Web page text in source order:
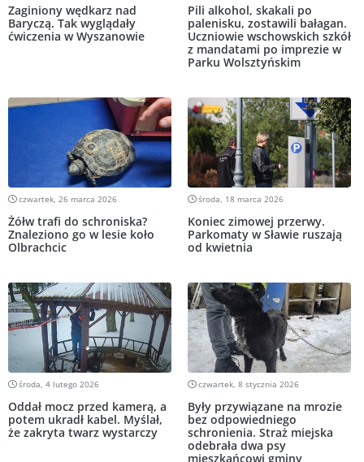
Zaginiony wędkarz nad
Baryczą. Tak wyglądały
ćwiczenia w Wyszanowie
Pili alkohol, skakali po
palenisku, zostawili bałagan.
Uczniowie wschowskich szkół
z mandatami po imprezie w
Parku Wolsztyńskim
czwartek, 26 marca 2026
Żółw trafi do schroniska?
Znaleziono go w lesie koło
Olbrachcic
środa, 18 marca 2026
Koniec zimowej przerwy.
Parkomaty w Sławie ruszają
od kwietnia
środa, 4 lutego 2026
Oddał mocz przed kamerą, a
potem ukradł kabel. Myślał,
że zakryta twarz wystarczy
czwartek, 8 stycznia 2026
Były przywiązane na mrozie
bez odpowiedniego
schronienia. Straż miejska
odebrała dwa psy
mieszkańcowi gminy